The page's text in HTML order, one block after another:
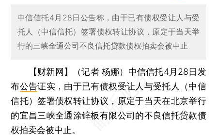
中信信托4月28日公告称，由于已有债权受让人与受
托人（中信信托）签署债权转让协议，原定于当天举
行的三峡全通公司不良信托贷款债权拍卖会被中止
【财新网】（记者 杨娜） 中信信托4月28日发
布公告证实，由于已有债权受让人与受托人（中信
信托）签署债权转让协议，原定于当天在北京举行
的宜昌三峡全通涂锌板有限公司的不良信托贷款债
权拍卖会被中止。